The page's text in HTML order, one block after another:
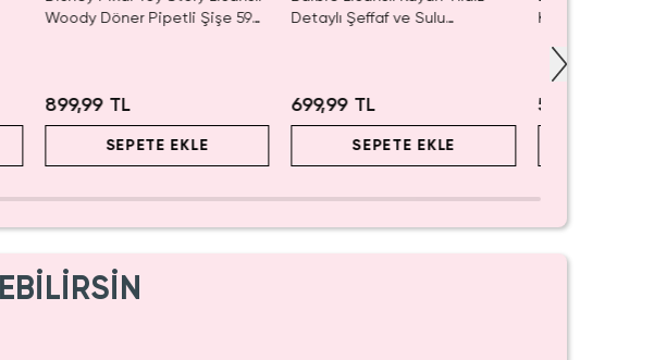
Döner Pipetli Şişe 590
TL
SEPETE EKLE
Detaylı Şeffaf ve Sulu
699,99 TL
SEPETE EKLE
Klipsli Figür – Masalsı
549,99 TL